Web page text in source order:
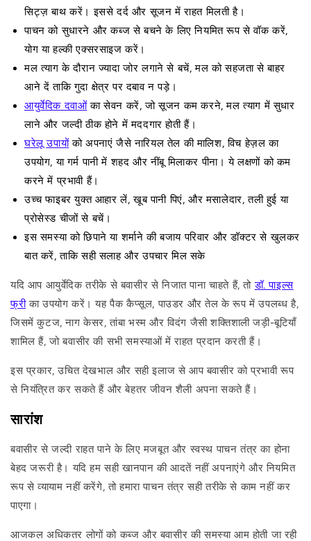
सिट्ज़ बाथ करें। इससे दर्द और सूजन में राहत मिलती है।
पाचन को सुधारने और कब्ज से बचने के लिए नियमित रूप से वॉक करें,
योग या हल्की एक्सरसाइज करें।
मल त्याग के दौरान ज्यादा जोर लगाने से बचें, मल को सहजता से बाहर
आने दें ताकि गुदा क्षेत्र पर दबाव न पड़े।
आयुर्वेदिक दवाओंका सेवन करें, जो सूजन कम करने, मल त्याग में सुधार
लाने और जल्दी ठीक होने में मददगार होती हैं।
घरेलू उपायोंको अपनाएं जैसे नारियल तेल की मालिश, विच हेज़ल का
उपयोग, या गर्म पानी में शहद और नींबू मिलाकर पीना। ये लक्षणों को कम
करने में प्रभावी हैं।
उच्च फाइबर युक्त आहार लें, खूब पानी पिएं, और मसालेदार, तली हुई या
प्रोसेस्ड चीजों से बचें।
इस समस्या को छिपाने या शर्माने की बजाय परिवार और डॉक्टर से खुलकर
बात करें, ताकि सही सलाह और उपचार मिल सके
यदि आप आयुर्वेदिक तरीके से बवासीर से निजात पाना चाहते हैं, तोडॉ. पाइल्स
फ्रीका उपयोग करें। यह पैक कैप्सूल, पाउडर और तेल के रूप में उपलब्ध है,
जिसमें कुटज, नाग केसर, तांबा भस्म और विदंग जैसी शक्तिशाली जड़ी-बूटियाँ
शामिल हैं, जो बवासीर की सभी समस्याओं में राहत प्रदान करती हैं।
इस प्रकार, उचित देखभाल और सही इलाज से आप बवासीर को प्रभावी रूप
से नियंत्रित कर सकते हैं और बेहतर जीवन शैली अपना सकते हैं।
सारांश
बवासीर से जल्दी राहत पाने के लिए मजबूत और स्वस्थ पाचन तंत्र का होना
बेहद जरूरी है। यदि हम सही खानपान की आदतें नहीं अपनाएंगे और नियमित
रूप से व्यायाम नहीं करेंगे, तो हमारा पाचन तंत्र सही तरीके से काम नहीं कर
पाएगा।
आजकल अधिकतर लोगों को कब्ज और बवासीर की समस्या आम होती जा रही